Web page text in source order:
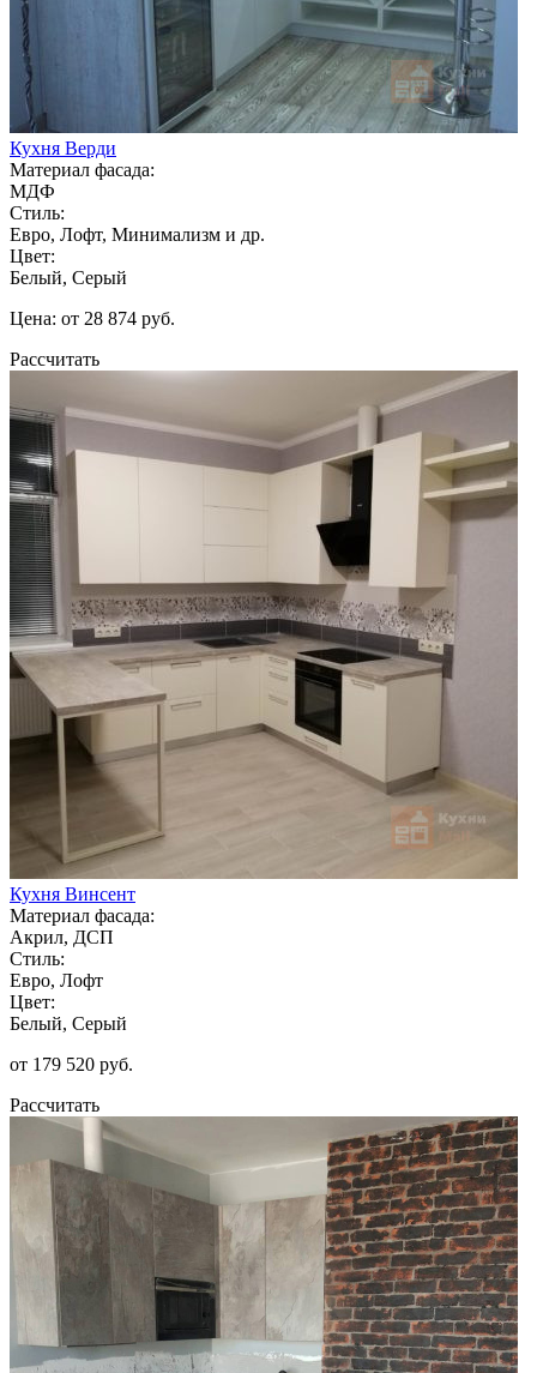
Кухня Верди
Материал фасада:
МДФ
Стиль:
Евро, Лофт, Минимализм и др.
Цвет:
Белый, Серый
Цена: от 28 874 руб.
Рассчитать
Кухня Винсент
Материал фасада:
Акрил, ДСП
Стиль:
Евро, Лофт
Цвет:
Белый, Серый
от 179 520 руб.
Рассчитать